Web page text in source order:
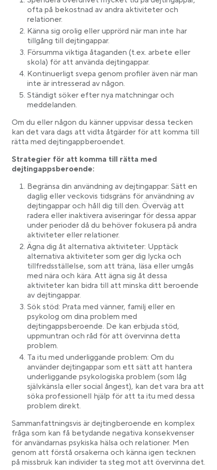
ofta på bekostnad av andra aktiviteter och
relationer.
Känna sig orolig eller upprörd när man inte har
tillgång till dejtingappar.
Försumma viktiga åtaganden (t.ex. arbete eller
skola) för att använda dejtingappar.
Kontinuerligt svepa genom profiler även när man
inte är intresserad av någon.
Ständigt söker efter nya matchningar och
meddelanden.
Om du eller någon du känner uppvisar dessa tecken
kan det vara dags att vidta åtgärder för att komma till
rätta med dejtingappberoendet.
Strategier för att komma till rätta med
dejtingappsberoende:
Begränsa din användning av dejtingappar: Sätt en
daglig eller veckovis tidsgräns för användning av
dejtingappar och håll dig till den. Överväg att
radera eller inaktivera aviseringar för dessa appar
under perioder då du behöver fokusera på andra
aktiviteter eller relationer.
Ägna dig åt alternativa aktiviteter: Upptäck
alternativa aktiviteter som ger dig lycka och
tillfredsställelse, som att träna, läsa eller umgås
med nära och kära. Att ägna sig åt dessa
aktiviteter kan bidra till att minska ditt beroende
av dejtingappar.
Sök stöd: Prata med vänner, familj eller en
psykolog om dina problem med
dejtingappsberoende. De kan erbjuda stöd,
uppmuntran och råd för att övervinna detta
problem.
Ta itu med underliggande problem: Om du
använder dejtingappar som ett sätt att hantera
underliggande psykologiska problem (som låg
självkänsla eller social ångest), kan det vara bra att
söka professionell hjälp för att ta itu med dessa
problem direkt.
Sammanfattningsvis är dejtingberoende en komplex
fråga som kan få betydande negativa konsekvenser
för användarnas psykiska hälsa och relationer. Men
genom att förstå orsakerna och känna igen tecknen
på missbruk kan individer ta steg mot att övervinna det.